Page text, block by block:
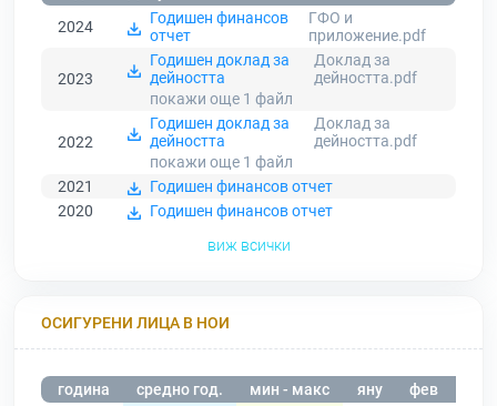
2024
Годишен финансов
отчет
ГФО и
приложение.pdf
2023
Годишен доклад за
дейността
Доклад за
дейността.pdf
покажи още 1 файл
2022
Годишен доклад за
дейността
Доклад за
дейността.pdf
покажи още 1 файл
2021
Годишен финансов отчет
2020
Годишен финансов отчет
виж всички
ОСИГУРЕНИ ЛИЦА В НОИ
година средно год. мин - макс яну фев